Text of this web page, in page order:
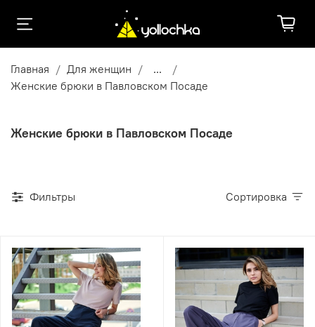
Главная Для женщин
...
Женские брюки в Павловском Посаде
Женские брюки в Павловском Посаде
Фильтры Сортировка